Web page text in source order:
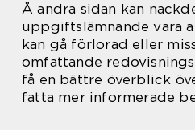
Å andra sidan kan
uppgiftslämnande vara
kan gå förlorad eller
omfattande
få en bättre överblick
fatta mer informerade